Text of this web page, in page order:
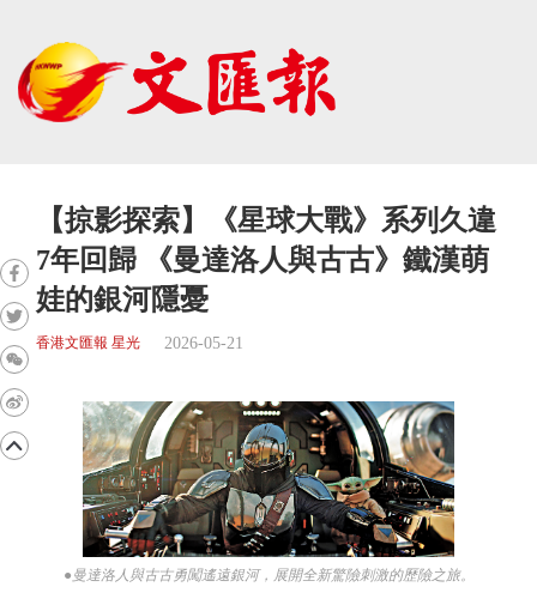
【掠影探索】《星球大戰》系列久違
7年回歸 《曼達洛人與古古》鐵漢萌
娃的銀河隱憂
香港文匯報 星光 2026-05-21
●曼達洛人與古古勇闖遙遠銀河，展開全新驚險刺激的歷險之旅。